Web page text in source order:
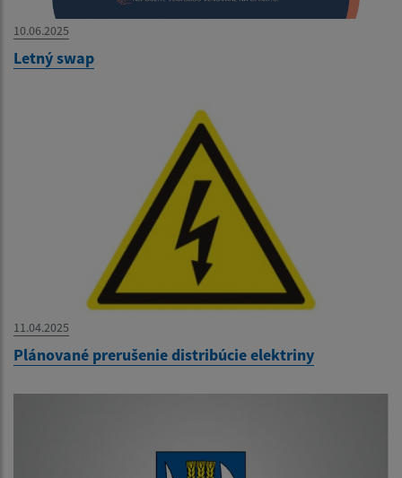
10.06.2025
Letný swap
11.04.2025
Plánované prerušenie distribúcie elektriny